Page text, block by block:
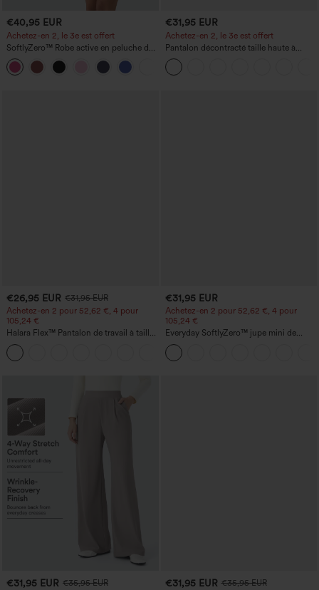
€40,95 EUR
Achetez-en 2, le 3e est offert
SoftlyZero™ Robe active en peluche dos
nu — Édition Hyper Facile
€31,95 EUR
Achetez-en 2, le 3e est offert
Pantalon décontracté taille haute à
cordon, coupe large en mélange de lin,
avec poches
€26,95 EUR €31,95 EUR
Achetez-en 2 pour 52,62 €, 4 pour
105,24 €
Halara Flex™ Pantalon de travail à taille
haute, jambe large, avec poches, en
maille gaufrée
€31,95 EUR
Achetez-en 2 pour 52,62 €, 4 pour
105,24 €
Everyday SoftlyZero™ jupe mini de
tennis aérée à pans croisés 2-en-1 avec
poche latérale et toucher frais - Lucid-
UPF50+
€31,95 EUR €35,95 EUR
€31,95 EUR €35,95 EUR